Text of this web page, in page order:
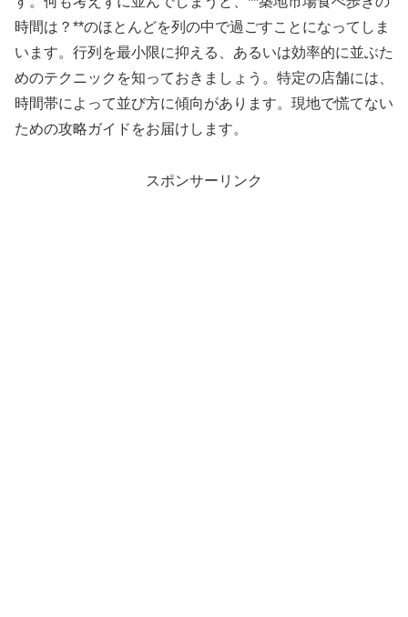
時間は？**のほとんどを列の中で過ごすことになってしま
います。行列を最小限に抑える、あるいは効率的に並ぶた
めのテクニックを知っておきましょう。特定の店舗には、
時間帯によって並び方に傾向があります。現地で慌てない
ための攻略ガイドをお届けします。
スポンサーリンク